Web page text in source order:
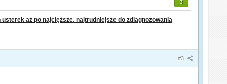
3
aż po najcięższe, najtrudniejsze do zdiagnozowania
#3